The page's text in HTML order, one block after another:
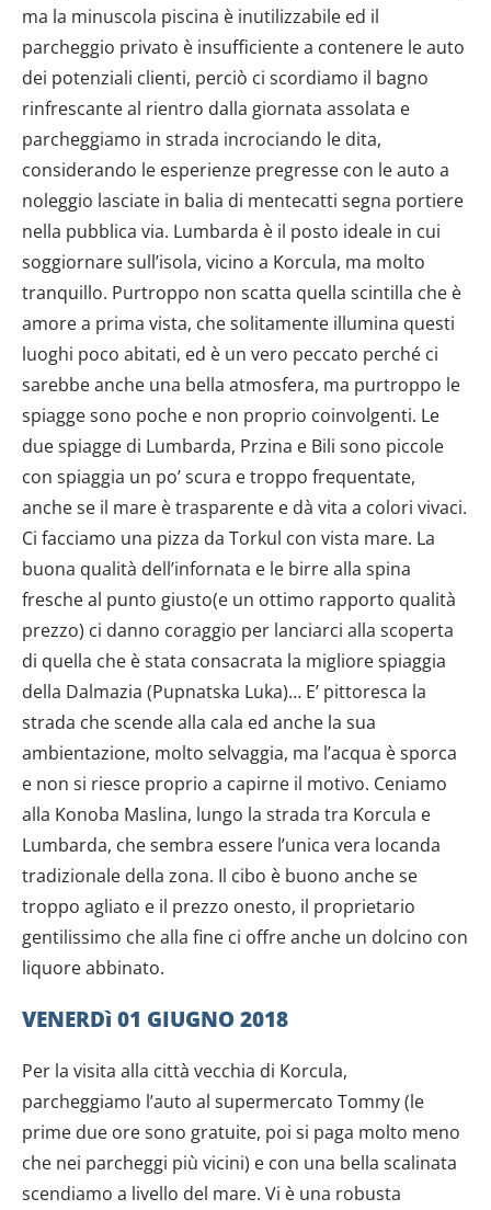
ma la minuscola piscina è inutilizzabile ed il
parcheggio privato è insufficiente a contenere le auto
dei potenziali clienti, perciò ci scordiamo il bagno
rinfrescante al rientro dalla giornata assolata e
parcheggiamo in strada incrociando le dita,
considerando le esperienze pregresse con le auto a
noleggio lasciate in balia di mentecatti segna portiere
nella pubblica via. Lumbarda è il posto ideale in cui
soggiornare sull’isola, vicino a Korcula, ma molto
tranquillo. Purtroppo non scatta quella scintilla che è
amore a prima vista, che solitamente illumina questi
luoghi poco abitati, ed è un vero peccato perché ci
sarebbe anche una bella atmosfera, ma purtroppo le
spiagge sono poche e non proprio coinvolgenti. Le
due spiagge di Lumbarda, Przina e Bili sono piccole
con spiaggia un po’ scura e troppo frequentate,
anche se il mare è trasparente e dà vita a colori vivaci.
Ci facciamo una pizza da Torkul con vista mare. La
buona qualità dell’infornata e le birre alla spina
fresche al punto giusto(e un ottimo rapporto qualità
prezzo) ci danno coraggio per lanciarci alla scoperta
di quella che è stata consacrata la migliore spiaggia
della Dalmazia (Pupnatska Luka)… E’ pittoresca la
strada che scende alla cala ed anche la sua
ambientazione, molto selvaggia, ma l’acqua è sporca
e non si riesce proprio a capirne il motivo. Ceniamo
alla Konoba Maslina, lungo la strada tra Korcula e
Lumbarda, che sembra essere l’unica vera locanda
tradizionale della zona. Il cibo è buono anche se
troppo agliato e il prezzo onesto, il proprietario
gentilissimo che alla fine ci offre anche un dolcino con
liquore abbinato.
VENERDì 01 GIUGNO 2018
Per la visita alla città vecchia di Korcula,
parcheggiamo l’auto al supermercato Tommy (le
prime due ore sono gratuite, poi si paga molto meno
che nei parcheggi più vicini) e con una bella scalinata
scendiamo a livello del mare. Vi è una robusta